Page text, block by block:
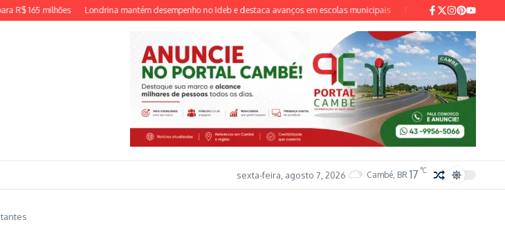
165 milhões Londrina mantém desempenho no Ideb e destaca avanços em escolas municipais Pai e madrasta são presos
sexta-feira, agosto 7, 2026 Cambé, BR 17 °C